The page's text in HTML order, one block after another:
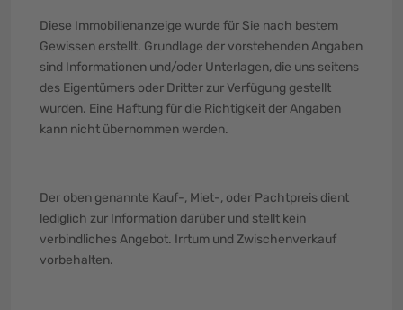
Diese Immobilienanzeige wurde für Sie nach bestem
Gewissen erstellt. Grundlage der vorstehenden Angaben
sind Informationen und/oder Unterlagen, die uns seitens
des Eigentümers oder Dritter zur Verfügung gestellt
wurden. Eine Haftung für die Richtigkeit der Angaben
kann nicht übernommen werden.
Der oben genannte Kauf-, Miet-, oder Pachtpreis dient
lediglich zur Information darüber und stellt kein
verbindliches Angebot. Irrtum und Zwischenverkauf
vorbehalten.